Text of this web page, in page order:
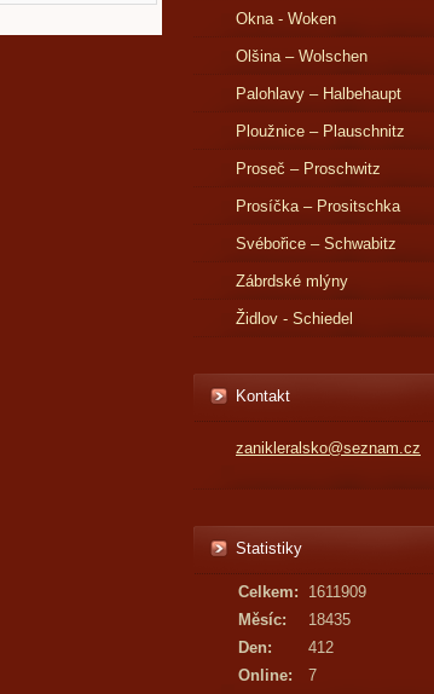
Okna - Woken
Olšina – Wolschen
Palohlavy – Halbehaupt
Ploužnice – Plauschnitz
Proseč – Proschwitz
Prosíčka – Prositschka
Svébořice – Schwabitz
Zábrdské mlýny
Židlov - Schiedel
Kontakt
zanikleralsko@seznam.cz
Statistiky
Online: 7
Celkem:
1611909
Měsíc:
18435
Den:
412